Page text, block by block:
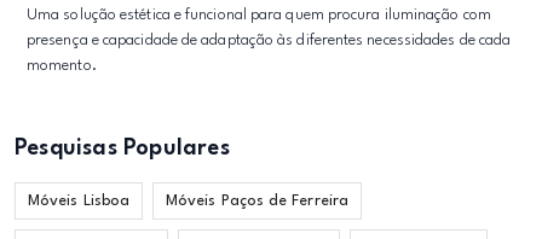
Uma solução estética e funcional para quem procura iluminação com
presença e capacidade de adaptação às diferentes necessidades de cada
momento.
Pesquisas Populares
Móveis Lisboa Móveis Paços de Ferreira